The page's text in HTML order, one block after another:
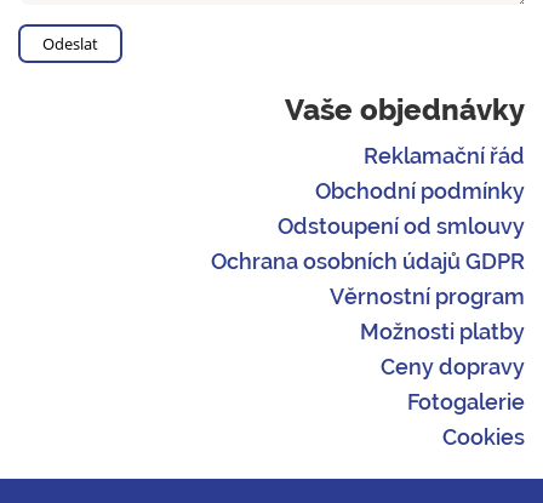
Vaše objednávky
Reklamační řád
Obchodní podmínky
Odstoupení od smlouvy
Ochrana osobních údajů GDPR
Věrnostní program
Možnosti platby
Ceny dopravy
Fotogalerie
Cookies